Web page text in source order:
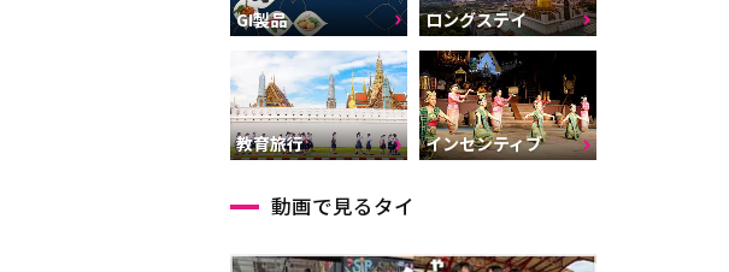
GI製品 ロングステイ
教育旅行 インセンティブ
動画で見るタイ